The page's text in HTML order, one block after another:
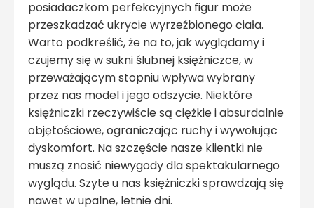
posiadaczkom perfekcyjnych figur może
przeszkadzać ukrycie wyrzeźbionego ciała.
Warto podkreślić, że na to, jak wyglądamy i
czujemy się w sukni ślubnej księżniczce, w
przeważającym stopniu wpływa wybrany
przez nas model i jego odszycie. Niektóre
księżniczki rzeczywiście są ciężkie i absurdalnie
objętościowe, ograniczając ruchy i wywołując
dyskomfort. Na szczęście nasze klientki nie
muszą znosić niewygody dla spektakularnego
wyglądu. Szyte u nas księżniczki sprawdzają się
nawet w upalne, letnie dni.